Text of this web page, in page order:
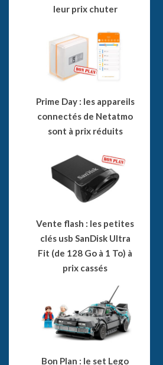
leur prix chuter
Prime Day : les appareils
connectés de Netatmo
sont à prix réduits
Vente flash : les petites
clés usb SanDisk Ultra
Fit (de 128 Go à 1 To) à
prix cassés
Bon Plan : le set Lego